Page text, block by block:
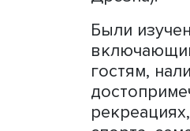
город
горожан